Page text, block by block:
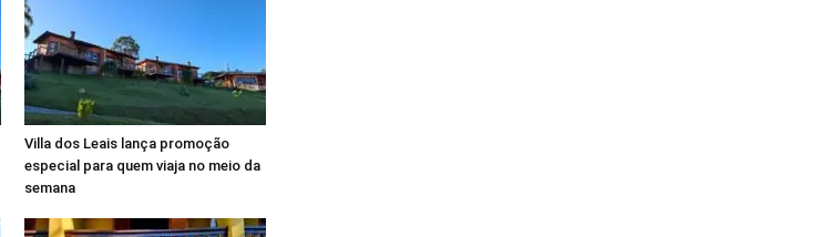
Villa dos Leais lança promoção
especial para quem viaja no meio da
semana